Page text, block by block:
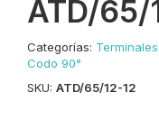
ATD/65/
Categorías:
Codo 90°
SKU: ATD/65/12-12